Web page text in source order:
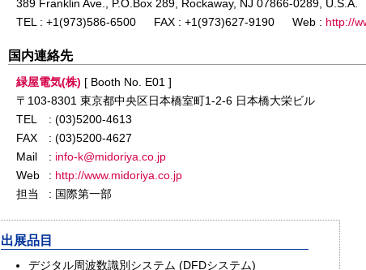
389 Franklin Ave., P.O.Box 289, Rockaway, NJ 07866-0289, U.S.A.
TEL : +1(973)586-6500 FAX : +1(973)627-9190 Web : http://
国内連絡先
緑屋電気(株) [ Booth No. E01 ]
〒103-8301 東京都中央区日本橋室町1-2-6 日本橋大栄ビル
TEL
: (03)5200-4613
FAX
: (03)5200-4627
Mail
: info-k@midoriya.co.jp
Web
: http://www.midoriya.co.jp
担当
: 国際第一部
出展品目
デジタル周波数識別システム (DFDシステム)